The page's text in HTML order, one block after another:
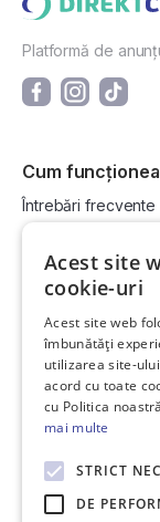
Platformă de
Cum
Întrebări frecvente
Cum vând la
Link-uri utile
Informații utile
Contact
Soluționarea
ANCP
Acest site
cookie-uri
Acest site web
îmbunătăți
utilizarea site-
acord cu toate
cu Politica
mai multe
STRICT
DE